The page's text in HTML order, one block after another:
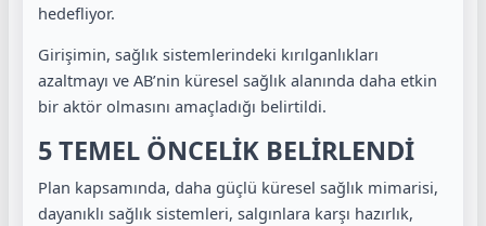
hedefliyor.
Girişimin, sağlık sistemlerindeki kırılganlıkları
azaltmayı ve AB’nin küresel sağlık alanında daha etkin
bir aktör olmasını amaçladığı belirtildi.
5 TEMEL ÖNCELİK BELİRLENDİ
Plan kapsamında, daha güçlü küresel sağlık mimarisi,
dayanıklı sağlık sistemleri, salgınlara karşı hazırlık,